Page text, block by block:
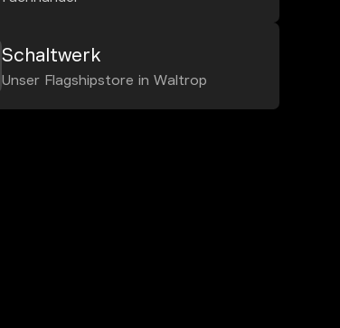
Schaltwerk
Unser Flagshipstore in Waltrop